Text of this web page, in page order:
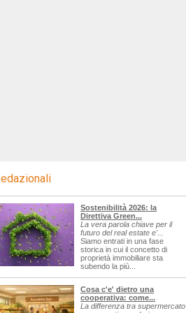
Sostenibilità 2026: la
Direttiva Green...
La vera parola chiave per il
futuro del real estate e'...
Siamo entrati in una fase
storica in cui il concetto di
proprietà immobiliare sta
subendo la più...
Cosa c'e' dietro una
cooperativa: come...
La differenza tra supermercato